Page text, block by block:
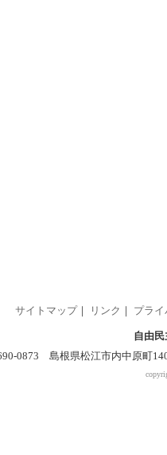
サイトマップ｜ リンク プラ
自由
0873 島根県松江市内中原町